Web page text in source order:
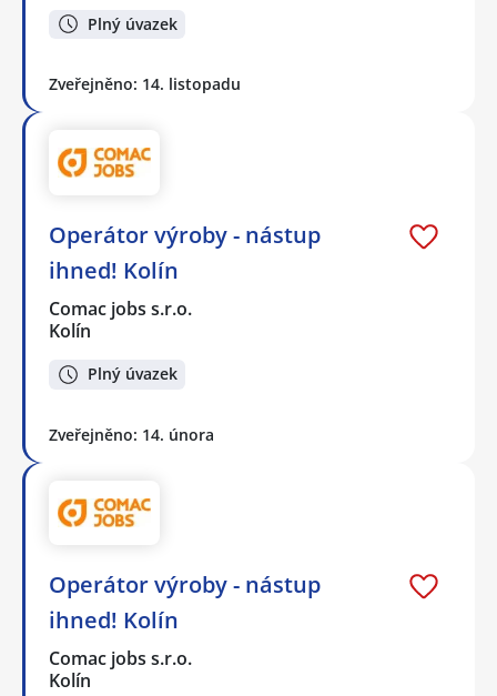
Plný úvazek
Zveřejněno: 14. listopadu
Operátor výroby - nástup
ihned! Kolín
Comac jobs s.r.o.
Kolín
Plný úvazek
Zveřejněno: 14. února
Operátor výroby - nástup
ihned! Kolín
Comac jobs s.r.o.
Kolín